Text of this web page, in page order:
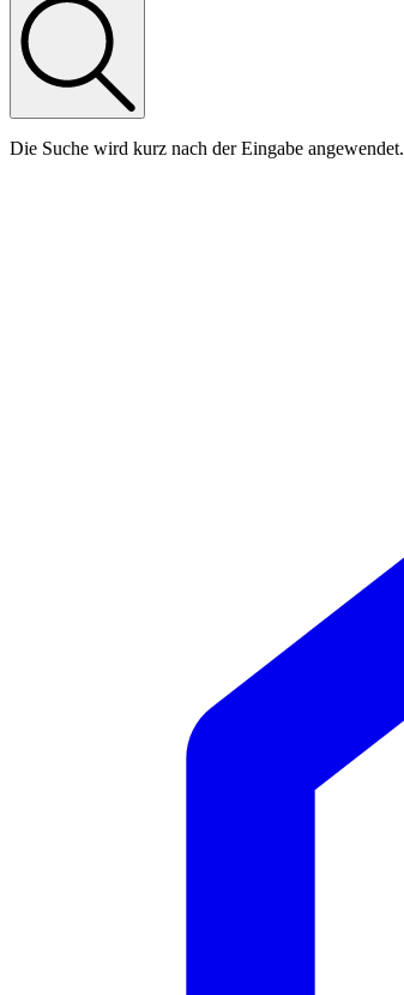
Die Suche wird kurz nach der Eingabe angewendet.